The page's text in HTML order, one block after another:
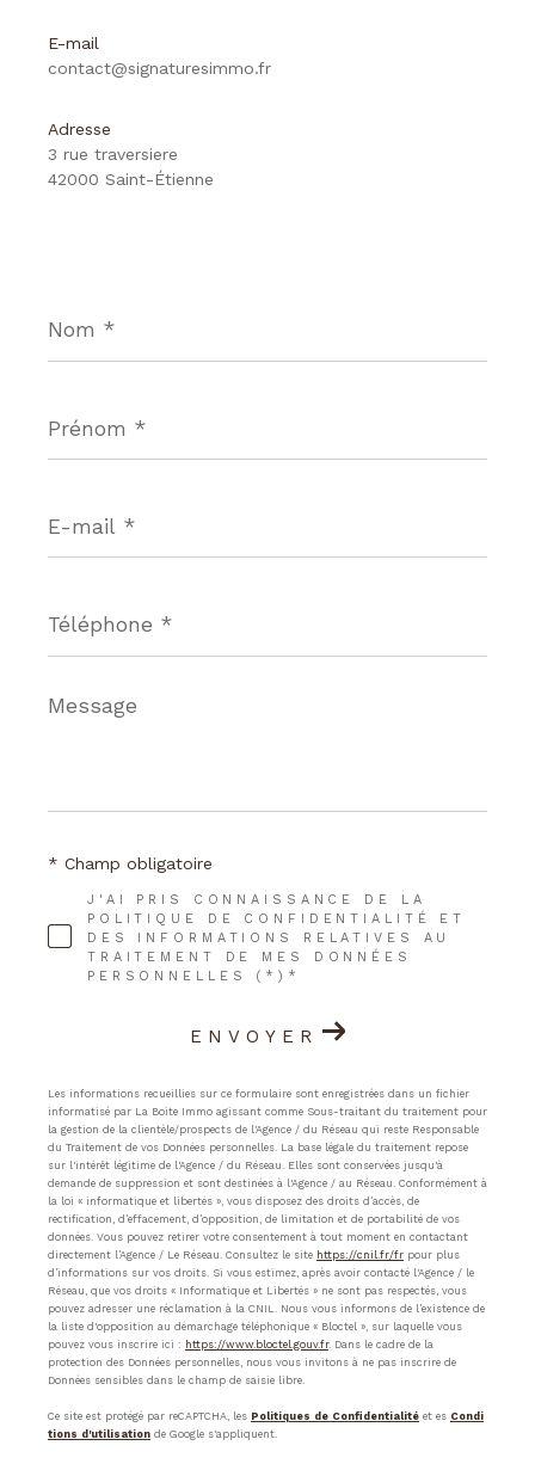
E-mail
contact@signaturesimmo.fr
Adresse
3 rue traversiere
42000 Saint-Étienne
*
*
mail
*
*
Message
*
J'AI PRIS CONNAISSANCE DE LA
POLITIQUE DE CONFIDENTIALITÉ ET
DES INFORMATIONS RELATIVES AU
TRAITEMENT DE MES DONNÉES
PERSONNELLES (*)*
* Champ obligatoire
ENVOYER
Les informations recueillies sur ce formulaire sont enregistrées dans un fichier
informatisé par La Boite Immo agissant comme Sous-traitant du traitement pour
la gestion de la clientèle/prospects de l'Agence / du Réseau qui reste Responsable
du Traitement de vos Données personnelles. La base légale du traitement repose
sur l'intérêt légitime de l'Agence / du Réseau. Elles sont conservées jusqu'à
demande de suppression et sont destinées à l'Agence / au Réseau. Conformément à
la loi « informatique et libertés », vous disposez des droits d’accès, de
rectification, d’effacement, d’opposition, de limitation et de portabilité de vos
données. Vous pouvez retirer votre consentement à tout moment en contactant
directement l’Agence / Le Réseau. Consultez le site https://cnil.fr/fr pour plus
d’informations sur vos droits. Si vous estimez, après avoir contacté l'Agence / le
Réseau, que vos droits « Informatique et Libertés » ne sont pas respectés, vous
pouvez adresser une réclamation à la CNIL. Nous vous informons de l’existence de
la liste d'opposition au démarchage téléphonique « Bloctel », sur laquelle vous
pouvez vous inscrire ici : https://www.bloctel.gouv.fr. Dans le cadre de la
protection des Données personnelles, nous vous invitons à ne pas inscrire de
Données sensibles dans le champ de saisie libre.
Ce site est protégé par reCAPTCHA, les Politiques de Confidentialité et es Condi
tions d'utilisation de Google s'appliquent.